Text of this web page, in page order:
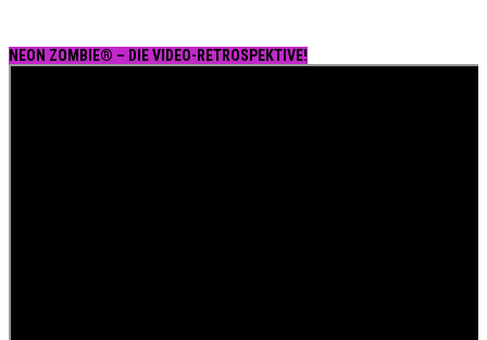
NEON ZOMBIE® – DIE VIDEO-RETROSPEKTIVE!